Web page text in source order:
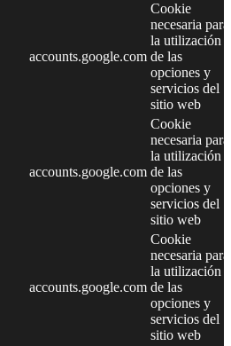
accounts.google.com
Cookie
necesaria para
la utilización
de las
opciones y
servicios del
sitio web
accounts.google.com
Cookie
necesaria para
la utilización
de las
opciones y
servicios del
sitio web
accounts.google.com
Cookie
necesaria para
la utilización
de las
opciones y
servicios del
sitio web